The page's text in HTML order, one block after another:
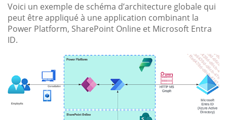
Voici un exemple de schéma d’architecture globale qui
peut être appliqué à une application combinant la
Power Platform, SharePoint Online et Microsoft Entra
ID.